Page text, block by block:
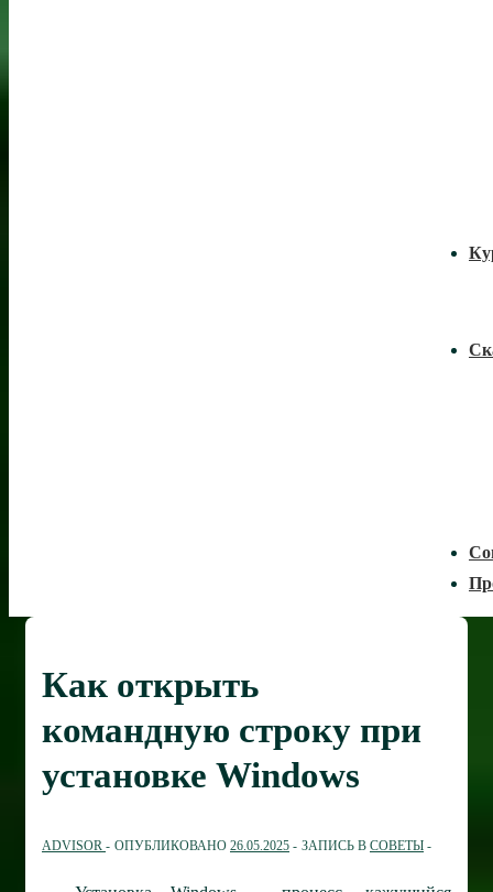
Как открыть
командную строку при
установке Windows
ADVISOR ОПУБЛИКОВАНО 26.05.2025 ЗАПИСЬ В СОВЕТЫ